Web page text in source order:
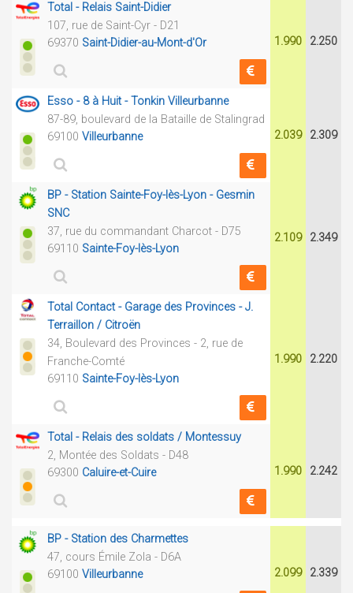
Total - Relais Saint-Didier
107, rue de Saint-Cyr - D21
69370 Saint-Didier-au-Mont-d'Or 1.990 2.250
Esso - 8 à Huit - Tonkin Villeurbanne
87-89, boulevard de la Bataille de Stalingrad
69100 Villeurbanne 2.039 2.309
BP - Station Sainte-Foy-lès-Lyon - Gesmin
SNC
37, rue du commandant Charcot - D75
69110 Sainte-Foy-lès-Lyon
2.109 2.349
Total Contact - Garage des Provinces - J.
Terraillon / Citroën
34, Boulevard des Provinces - 2, rue de
Franche-Comté
69110 Sainte-Foy-lès-Lyon
1.990 2.220
Total - Relais des soldats / Montessuy
2, Montée des Soldats - D48
69300 Caluire-et-Cuire 1.990 2.242
BP - Station des Charmettes
47, cours Émile Zola - D6A
69100 Villeurbanne 2.099 2.339